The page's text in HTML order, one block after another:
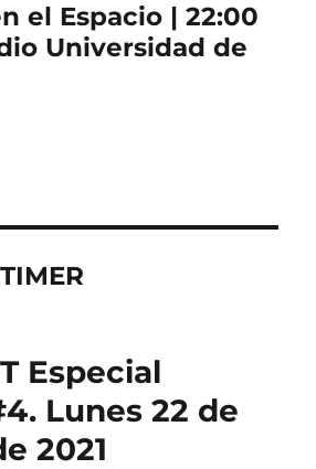
el Espacio | 22:00
Universidad de
Especial
Lunes 22 de
2021